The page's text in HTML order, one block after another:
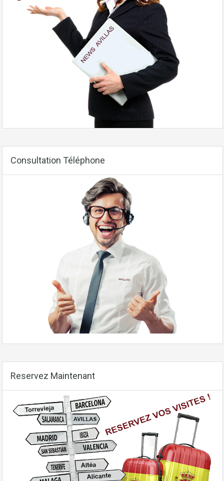
Consultation Téléphone
Reservez Maintenant